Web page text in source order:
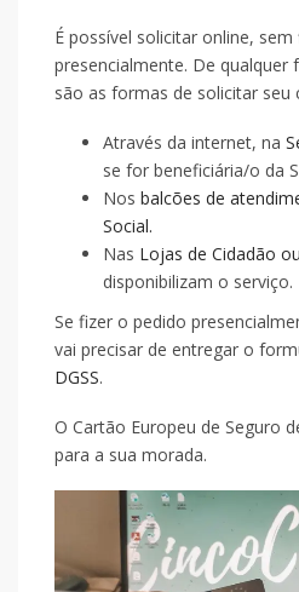
É possível solicitar online, sem
presencialmente. De qualquer
são as formas de solicitar seu
Através da internet, na
se for beneficiária/o da
Nos balcões de
Social.
Nas Lojas de Cidadão
disponibilizam o serviço.
Se fizer o pedido
vai precisar de entregar o
DGSS.
O Cartão Europeu de Seguro
para a sua morada.